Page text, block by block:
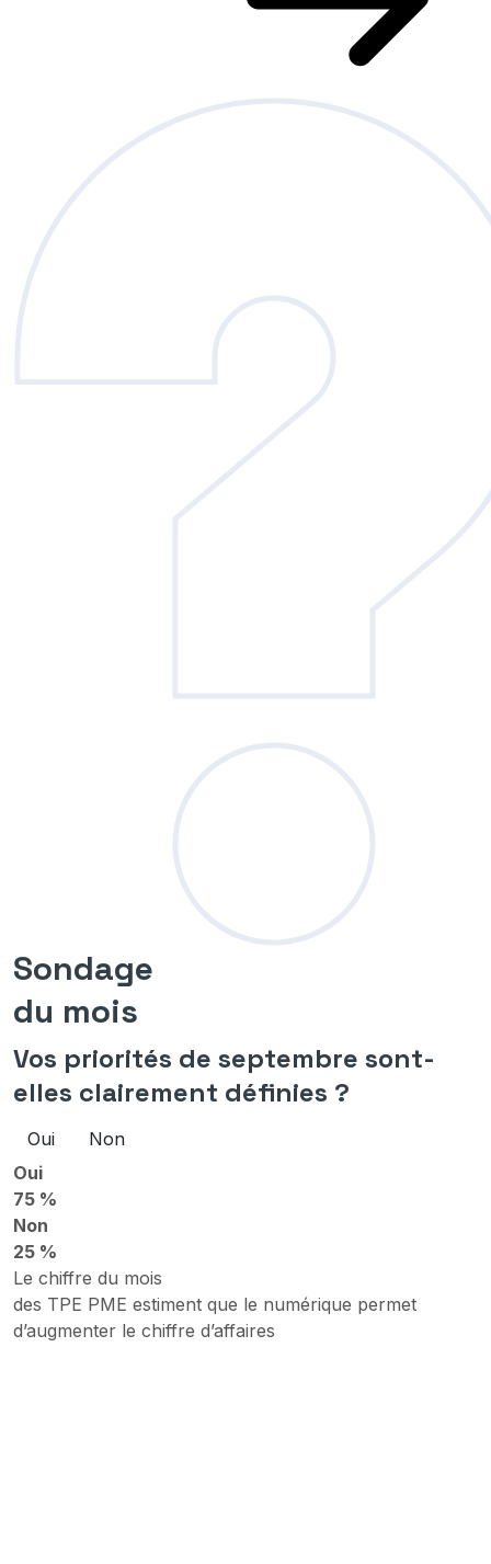
Sondage
du mois
Vos priorités de septembre sont-
elles clairement définies ?
Oui
Non
Oui
75 %
Non
25 %
Le chiffre du mois
des TPE PME estiment que le numérique permet
d’augmenter le chiffre d’affaires